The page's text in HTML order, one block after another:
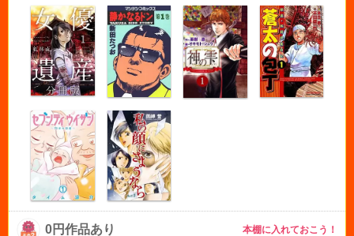
0円作品あり 本棚に入れておこう！